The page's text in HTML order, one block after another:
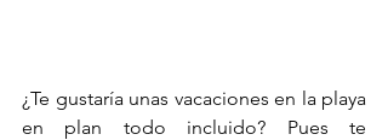
¿Te gustaría unas vacaciones en la playa
en plan todo incluido? Pues te